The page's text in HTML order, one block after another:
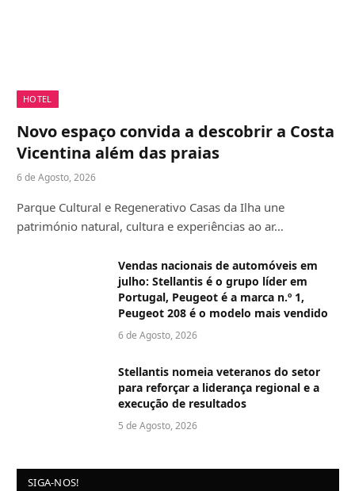
HOTEL
Novo espaço convida a descobrir a Costa
Vicentina além das praias
6 de Agosto, 2026
Parque Cultural e Regenerativo Casas da Ilha une
património natural, cultura e experiências ao ar…
Vendas nacionais de automóveis em
julho: Stellantis é o grupo líder em
Portugal, Peugeot é a marca n.º 1,
Peugeot 208 é o modelo mais vendido
6 de Agosto, 2026
Stellantis nomeia veteranos do setor
para reforçar a liderança regional e a
execução de resultados
5 de Agosto, 2026
SIGA-NOS!